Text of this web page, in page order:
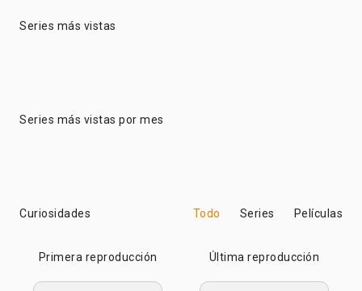
Series más vistas
Series más vistas por mes
Curiosidades Todo Series Películas
Primera reproducción Última reproducción